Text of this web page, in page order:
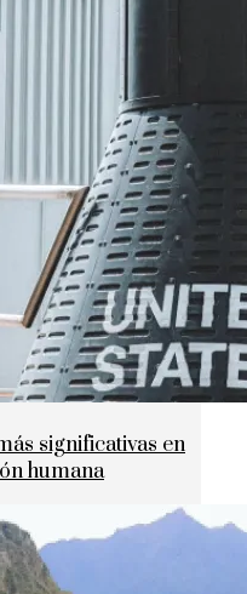
significativas en
humana